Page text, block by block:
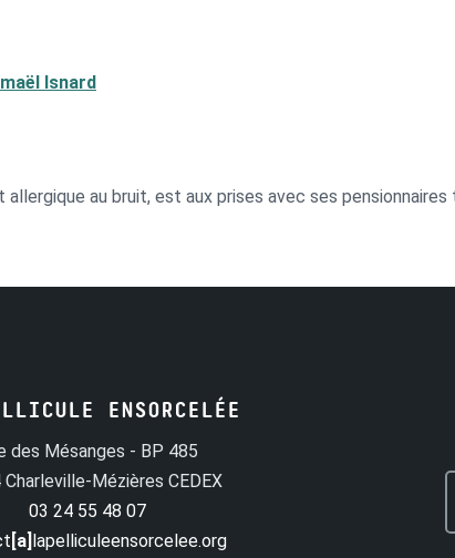
Isnard
au bruit, est aux prises avec ses pensionnaires
ENSORCELÉE
des Mésanges - BP 485
Mézières CEDEX
03 24 55 48 07
[a] lapelliculeensorcelee.org